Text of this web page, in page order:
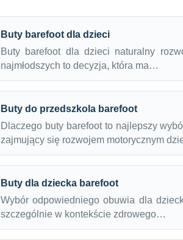
Buty barefoot dla dzieci
Buty barefoot dla dzieci naturalny
najmłodszych to decyzja, która ma…
Buty do przedszkola barefoot
Dlaczego buty barefoot to najlepszy
zajmujący się rozwojem motorycznym
Buty dla dziecka barefoot
Wybór odpowiedniego obuwia dla
szczególnie w kontekście zdrowego…